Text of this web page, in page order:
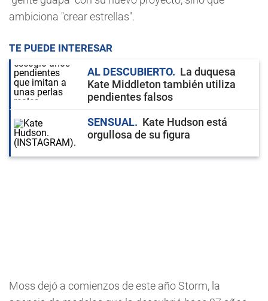
ambiciona "crear estrellas".
TE PUEDE INTERESAR
AL DESCUBIERTO
La duquesa
Kate Middleton también utiliza
pendientes falsos
SENSUAL
Kate Hudson está
orgullosa de su figura
Moss dejó a comienzos de este año Storm, la